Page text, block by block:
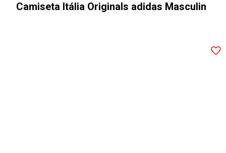
Camiseta Itália Originals adidas Masculin